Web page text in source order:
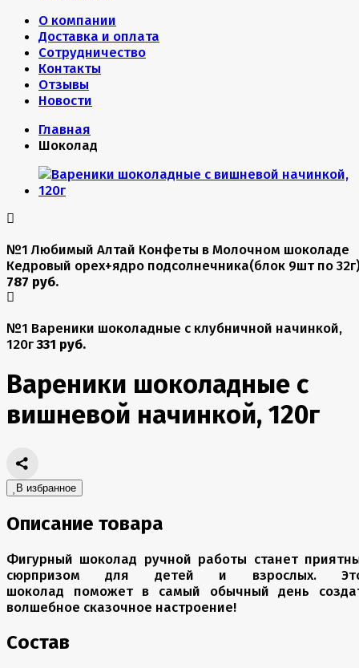
О компании
Доставка и оплата
Сотрудничество
Контакты
Отзывы
Новости
Главная
Шоколад
№1 Любимый Алтай Конфеты в Молочном шоколаде
Кедровый орех+ядро подсолнечника(блок 9шт по
787 руб.
№1 Вареники шоколадные с клубничной начинкой,
120г331 руб.
Вареники шоколадные с
вишневой начинкой, 120г
В избранное
Описание товара
Фигурный шоколад ручной работы станет
сюрпризом для детей и взрослых.
шоколад поможет в самый обычный день
волшебное сказочное настроение!
Состав